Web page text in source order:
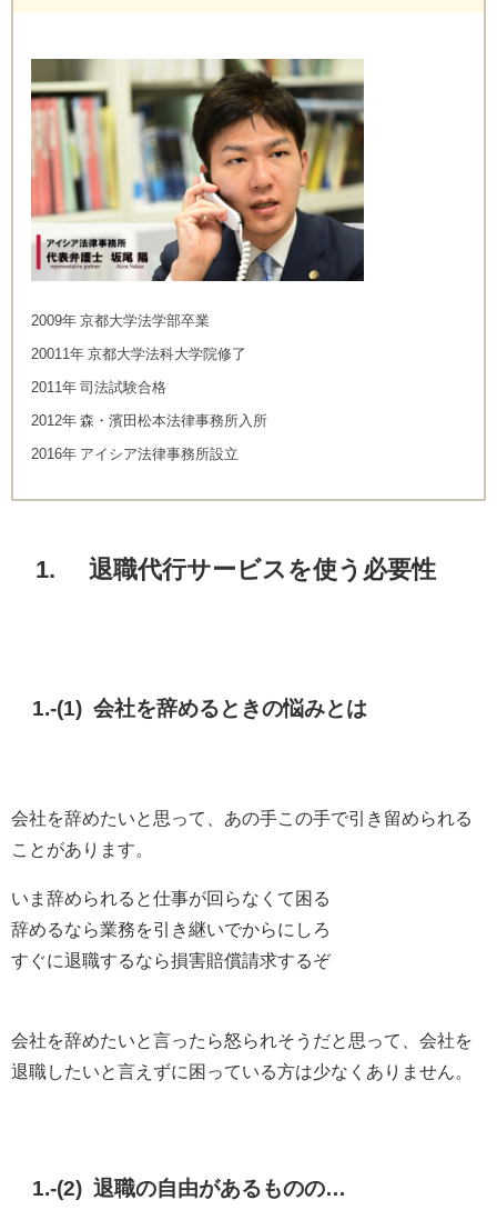
2009年 京都大学法学部卒業
20011年 京都大学法科大学院修了
2011年 司法試験合格
2012年 森・濱田松本法律事務所入所
2016年 アイシア法律事務所設立
1. 退職代行サービスを使う必要性
1.-(1) 会社を辞めるときの悩みとは
会社を辞めたいと思って、あの手この手で引き留められる
ことがあります。
いま辞められると仕事が回らなくて困る
辞めるなら業務を引き継いでからにしろ
すぐに退職するなら損害賠償請求するぞ
会社を辞めたいと言ったら怒られそうだと思って、会社を
退職したいと言えずに困っている方は少なくありません。
1.-(2) 退職の自由があるものの…